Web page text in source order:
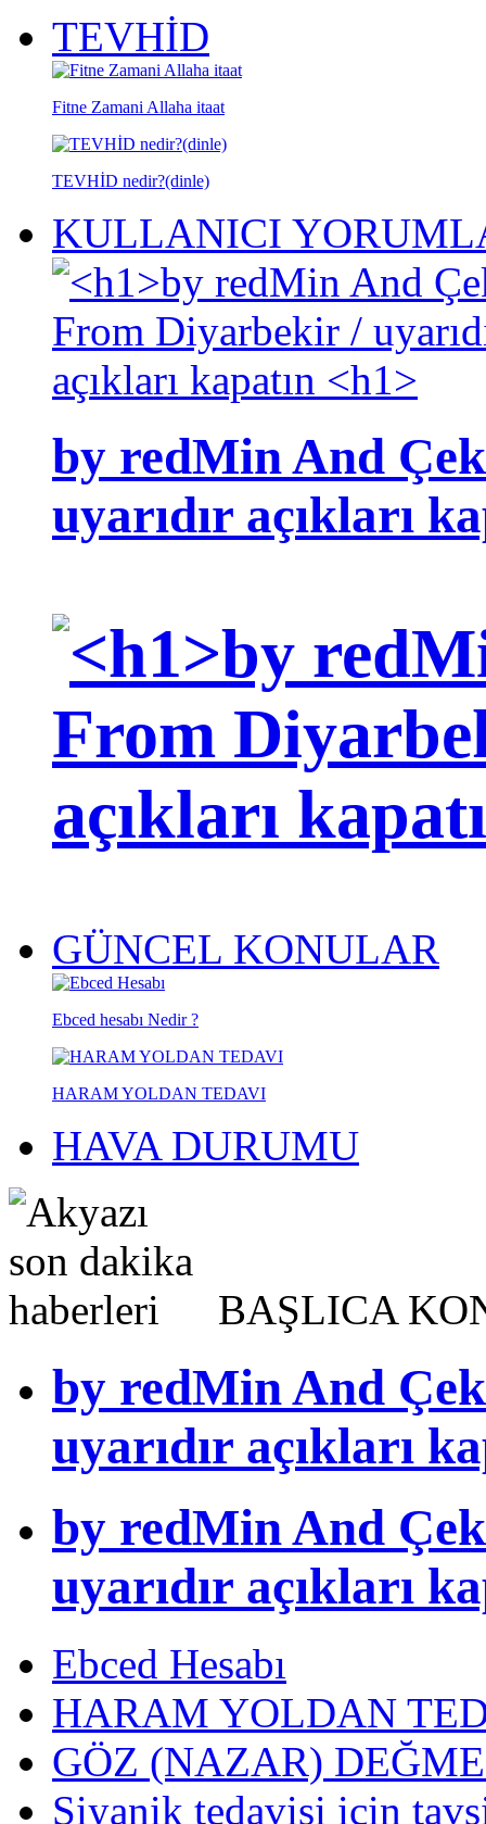
TEVHİD
Fitne Zamani Allaha itaat
TEVHİD nedir?(dinle)
KULLANICI
by redMin And
uyarıdır açıkları
GÜNCEL KONULAR
Ebced hesabı Nedir ?
HARAM YOLDAN TEDAVI
HAVA DURUMU
BAŞLICA
by redMin And
uyarıdır açıkları
by redMin And
uyarıdır açıkları
Ebced Hesabı
HARAM YOLDAN
GÖZ (NAZAR)
Siyanik tedavisi icin